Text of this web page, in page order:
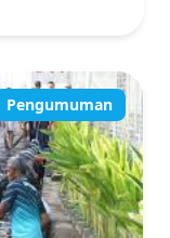
Pengumuman